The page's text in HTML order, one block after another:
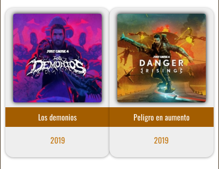
Los demonios
2019
Peligro en aumento
2019